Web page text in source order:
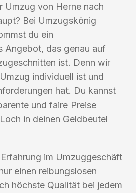
Umzug von Herne nach
Bei Umzugskönig
du ein
Angebot, das genau auf
ist. Denn wir
individuell ist und
hat. Du kannst
und faire Preise
in deinen Geldbeutel
im Umzuggeschäft
einen reibungslosen
höchste Qualität bei jedem